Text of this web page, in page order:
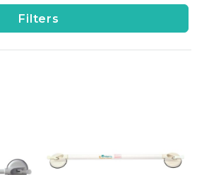
ул. Отец Паисий 5
0876 514422
EN
Provide support for
stability when standing or
Filters